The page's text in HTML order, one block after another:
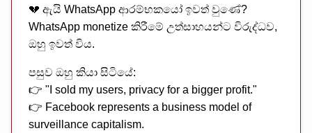
💔 ඇයි WhatsApp ආරම්භකයෝ ඉවත් වුණේ?
WhatsApp monetize කිරීමේ උත්සාහයන්ට විරුද්ධව,
ඔහු ඉවත් විය.
පසුව ඔහු කියා සිටියේ:
👉 "I sold my users, privacy for a bigger profit."
👉 Facebook represents a business model of
surveillance capitalism.